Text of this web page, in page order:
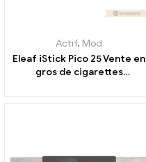
Actif, Mod
Eleaf iStick Pico 25 Vente en
gros de cigarettes